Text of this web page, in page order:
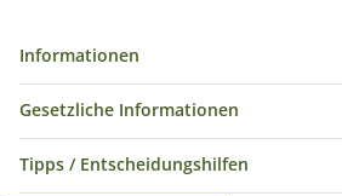
Informationen
Gesetzliche Informationen
Tipps / Entscheidungshilfen